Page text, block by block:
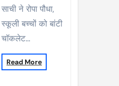
साची ने रोपा पौधा,
स्कूली बच्चों को बांटी
चॉकलेट…
Read More